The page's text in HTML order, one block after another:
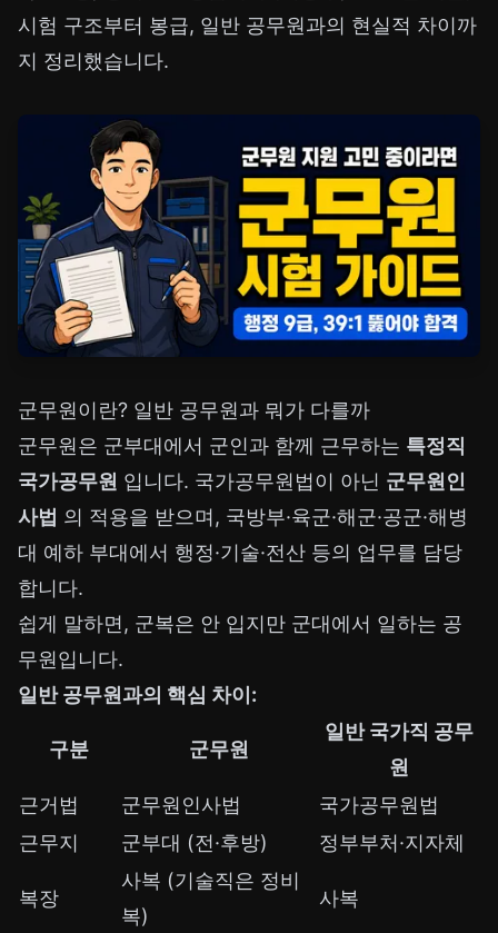
시험 구조부터 봉급, 일반 공무원과의 현실적 차이까
지 정리했습니다.
군무원이란? 일반 공무원과 뭐가 다를까
군무원은 군부대에서 군인과 함께 근무하는 특정직
국가공무원 입니다. 국가공무원법이 아닌 군무원인
사법 의 적용을 받으며, 국방부·육군·해군·공군·해병
대 예하 부대에서 행정·기술·전산 등의 업무를 담당
합니다.
쉽게 말하면, 군복은 안 입지만 군대에서 일하는 공
무원입니다.
일반 공무원과의 핵심 차이:
구분 군무원
일반 국가직 공무
원
근거법
군무원인사법
국가공무원법
근무지
군부대 (전·후방) 정부부처·지자체
복장
사복 (기술직은 정비
복)
사복